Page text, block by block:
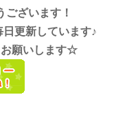
ございます！
更新しています♪
お願いします☆